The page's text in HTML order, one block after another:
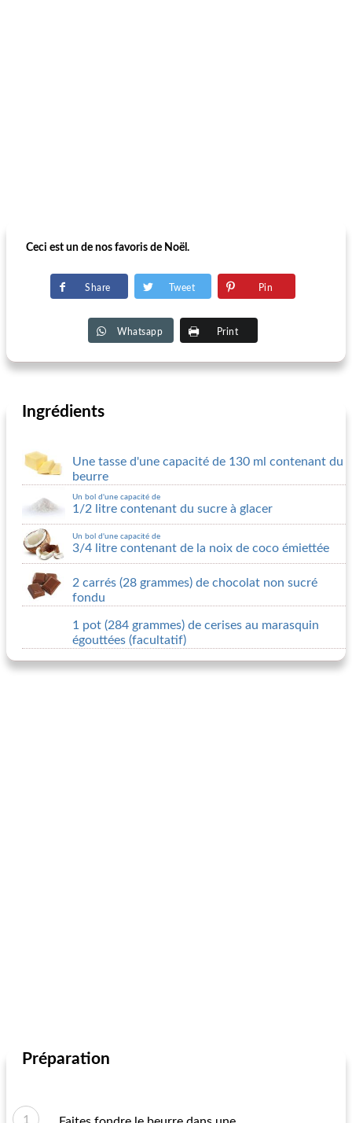
Ceci est un de nos favoris de Noël.
Share Tweet Pin
Whatsapp Print
Ingrédients
Une tasse d'une capacité de 130 ml contenant du
beurre
Un bol d'une capacité de
1/2 litre contenant du sucre à glacer
Un bol d'une capacité de
3/4 litre contenant de la noix de coco émiettée
2 carrés (28 grammes) de chocolat non sucré
fondu
1 pot (284 grammes) de cerises au marasquin
égouttées (facultatif)
Préparation